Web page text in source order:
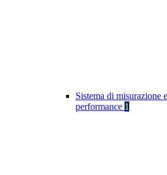
Sistema di misurazione
performance 1